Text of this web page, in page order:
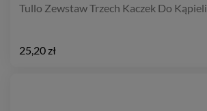
Tullo Zewstaw Trzech Kaczek Do Kąpieli
25,20 zł